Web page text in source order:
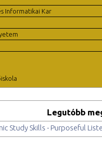
Informatikai Kar
Legutóbb
Study Skills - Purposeful